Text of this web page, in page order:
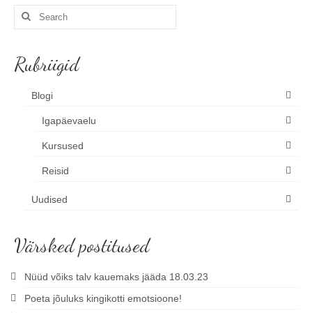
Koolitusüritused ettevõttele või seltskonnale
Toimunud reisid
Kontakt
Uudised ja blogi
Search
Rubriigid
Blogi
Igapäevaelu
Kursused
Reisid
Uudised
Värsked postitused
Nüüd võiks talv kauemaks jääda 18.03.23
Poeta jõuluks kingikotti emotsioone!